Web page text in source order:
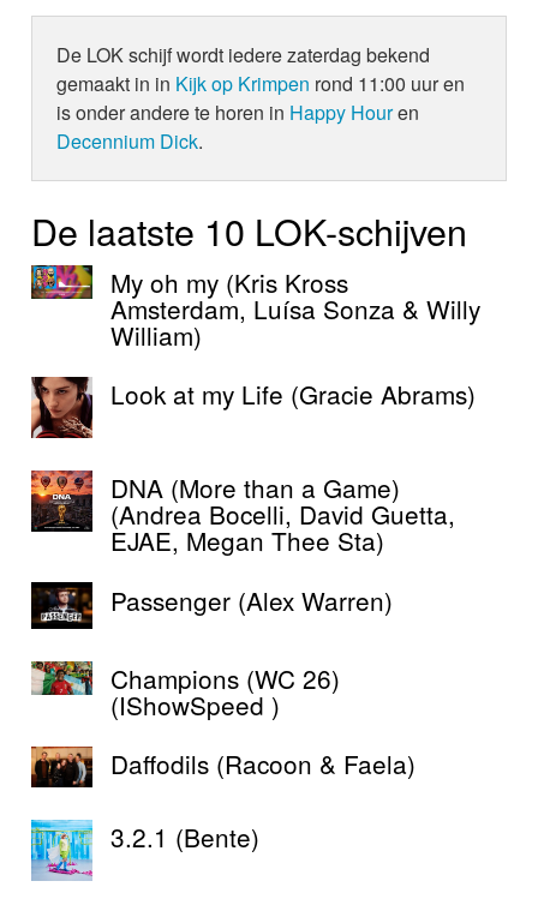
De LOK schijf wordt iedere zaterdag bekend
gemaakt in in Kijk op Krimpen rond 11:00 uur en
is onder andere te horen in Happy Houren
Decennium Dick.
De laatste 10 LOK-schijven
My oh my (Kris Kross
Amsterdam, Luísa Sonza & Willy
William)
Look at my Life (Gracie Abrams)
DNA (More than a Game)
(Andrea Bocelli, David Guetta,
EJAE, Megan Thee Sta)
Passenger (Alex Warren)
Champions (WC 26)
(IShowSpeed )
Daffodils (Racoon & Faela)
3.2.1 (Bente)